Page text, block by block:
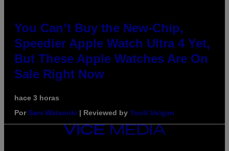
You Can’t Buy the New-Chip,
Speedier Apple Watch Ultra 4 Yet,
But These Apple Watches Are On
Sale Right Now
hace 3 horas
PorSam Watanuki | Reviewed by Ysolt Usigan
VICE
MEDIA